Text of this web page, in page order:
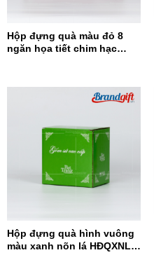
Hộp đựng quà màu đỏ 8
ngăn họa tiết chim hạc
Hộp đựng quà hình vuông
màu xanh nõn lá HĐQXNL –